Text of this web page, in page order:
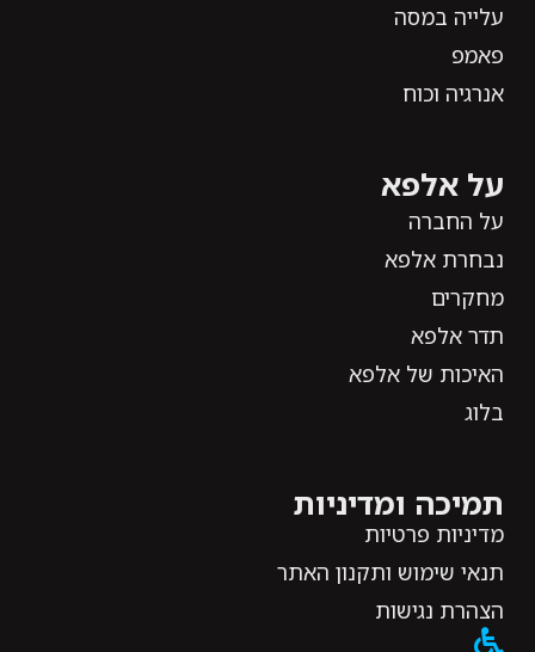
עלייה במסה
פאמפ
אנרגיה וכוח
על אלפא
על החברה
נבחרת אלפא
מחקרים
תדר אלפא
האיכות של אלפא
בלוג
תמיכה ומדיניות
מדיניות פרטיות
תנאי שימוש ותקנון האתר
הצהרת נגישות